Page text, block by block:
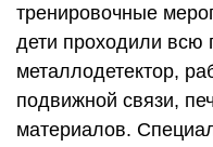
тренировочные
дети проходили всю
металлодетектор,
подвижной связи,
материалов.